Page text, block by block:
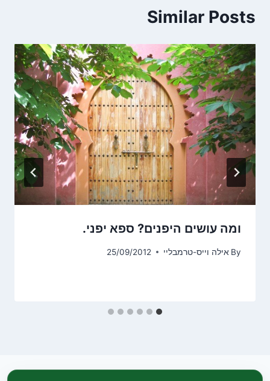
Similar Posts
ומה עושים היפנים? ספא יפני.
By אילה וייס-טרמבליי 25/09/2012